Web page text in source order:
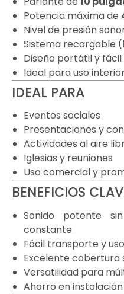
Potencia máxima de
Nivel de presión
Sistema recargable
Diseño portátil y
Ideal para uso
IDEAL PARA
Eventos sociales
Presentaciones y
Actividades al aire
Iglesias y reuniones
Uso comercial y
BENEFICIOS
Sonido potente
constante
Fácil transporte y
Excelente cobertura
Versatilidad para
Ahorro en